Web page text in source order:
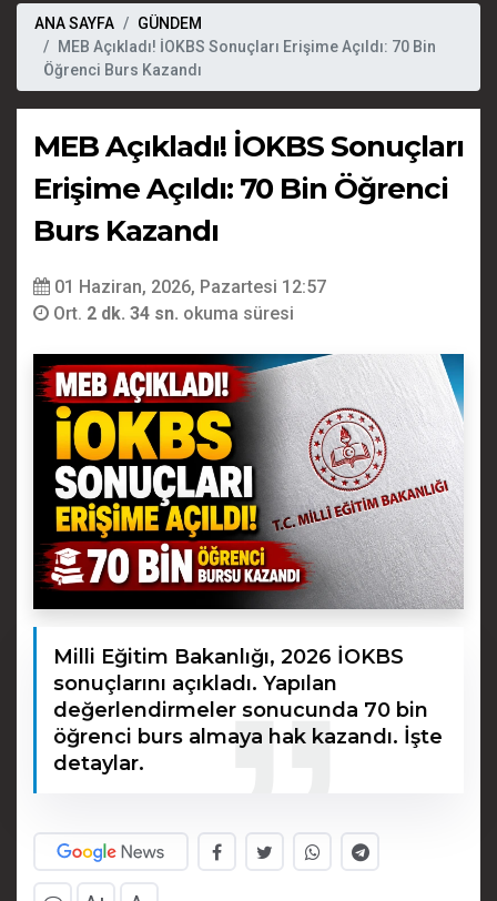
ANA SAYFA
GÜNDEM
MEB Açıkladı! İOKBS Sonuçları Erişime Açıldı: 70 Bin
Öğrenci Burs Kazandı
MEB Açıkladı! İOKBS Sonuçları
Erişime Açıldı: 70 Bin Öğrenci
Burs Kazandı
01 Haziran, 2026, Pazartesi 12:57
Ort. 2 dk. 34 sn. okuma süresi
Milli Eğitim Bakanlığı, 2026 İOKBS
sonuçlarını açıkladı. Yapılan
değerlendirmeler sonucunda 70 bin
öğrenci burs almaya hak kazandı. İşte
detaylar.